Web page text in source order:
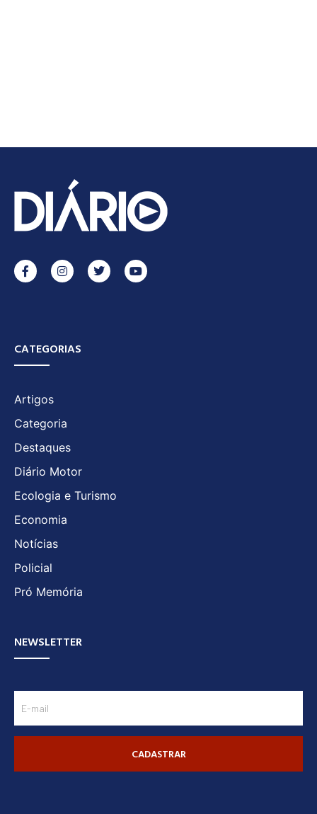
CATEGORIAS
Artigos
Categoria
Destaques
Diário Motor
Ecologia e Turismo
Economia
Notícias
Policial
Pró Memória
NEWSLETTER
CADASTRAR